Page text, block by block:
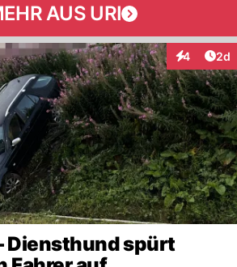
AUS URI
4 2d
Diensthund spürt